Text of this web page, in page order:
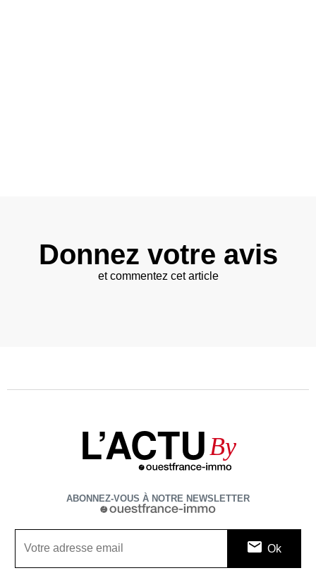
Donnez votre avis
et commentez cet article
L’ACTU By
ABONNEZ-VOUS À NOTRE NEWSLETTER